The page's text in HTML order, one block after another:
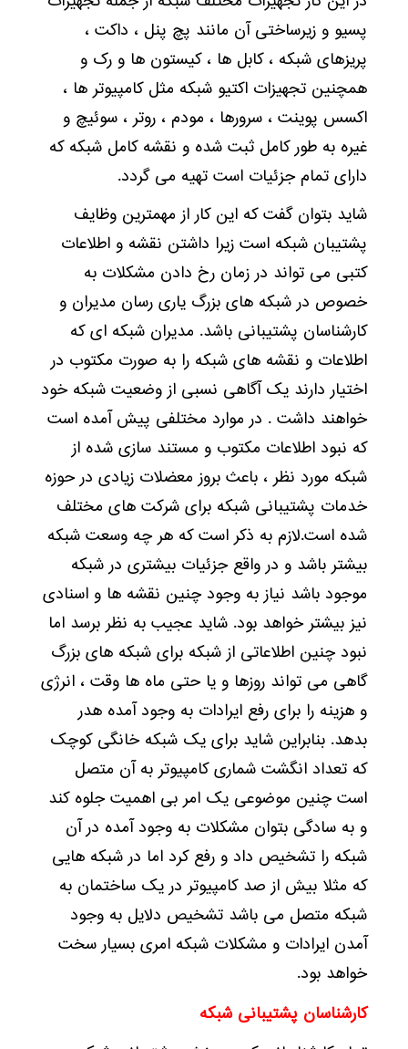
پسیو و زیرساختی آن مانند پچ پنل ، داکت ،
پریزهای شبکه ، کابل ها ، کیستون ها و رک و
همچنین تجهیزات اکتیو شبکه مثل کامپیوتر ها ،
اکسس پوینت ، سرورها ، مودم ، روتر ، سوئیچ و
غیره به طور کامل ثبت شده و نقشه کامل شبکه که
دارای تمام جزئیات است تهیه می گردد.
شاید بتوان گفت که این کار از مهمترین وظایف
پشتیبان شبکه است زیرا داشتن نقشه و اطلاعات
کتبی می تواند در زمان رخ دادن مشکلات به
خصوص در شبکه های بزرگ یاری رسان مدیران و
کارشناسان پشتیبانی باشد. مدیران شبکه ای که
اطلاعات و نقشه های شبکه را به صورت مکتوب در
اختیار دارند یک آگاهی نسبی از وضعیت شبکه خود
خواهند داشت . در موارد مختلفی پیش آمده است
که نبود اطلاعات مکتوب و مستند سازی شده از
شبکه مورد نظر ، باعث بروز معضلات زیادی در حوزه
خدمات پشتیبانی شبکه برای شرکت های مختلف
شده است.لازم به ذکر است که هر چه وسعت شبکه
بیشتر باشد و در واقع جزئیات بیشتری در شبکه
موجود باشد نیاز به وجود چنین نقشه ها و اسنادی
نیز بیشتر خواهد بود. شاید عجیب به نظر برسد اما
نبود چنین اطلاعاتی از شبکه برای شبکه های بزرگ
گاهی می تواند روزها و یا حتی ماه ها وقت ، انرژی
و هزینه را برای رفع ایرادات به وجود آمده هدر
بدهد. بنابراین شاید برای یک شبکه خانگی کوچک
که تعداد انگشت شماری کامپیوتر به آن متصل
است چنین موضوعی یک امر بی اهمیت جلوه کند
و به سادگی بتوان مشکلات به وجود آمده در آن
شبکه را تشخیص داد و رفع کرد اما در شبکه هایی
که مثلا بیش از صد کامپیوتر در یک ساختمان به
شبکه متصل می باشد تشخیص دلایل به وجود
آمدن ایرادات و مشکلات شبکه امری بسیار سخت
خواهد بود.
کارشناسان پشتیبانی شبکه